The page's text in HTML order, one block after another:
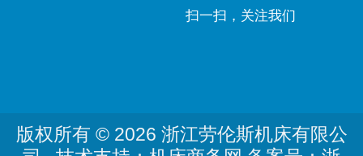
扫一扫，关注我们
版权所有 © 2026 浙江劳伦斯机床有限公